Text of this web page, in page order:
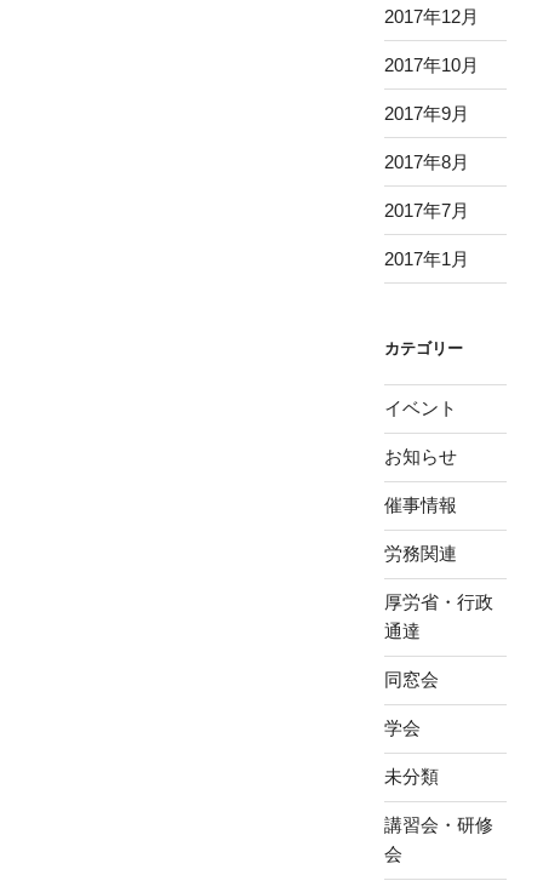
2017年12月
2017年10月
2017年9月
2017年8月
2017年7月
2017年1月
カテゴリー
イベント
お知らせ
催事情報
労務関連
厚労省・行政
通達
同窓会
学会
未分類
講習会・研修
会